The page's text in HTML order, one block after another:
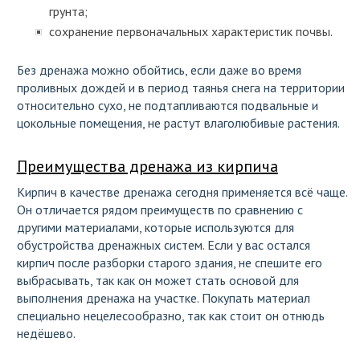
грунта;
сохранение первоначальных характеристик почвы.
Без дренажа можно обойтись, если даже во время
проливных дождей и в период таянья снега на территории
относительно сухо, не подтапливаются подвальные и
цокольные помещения, не растут влаголюбивые растения.
Преимущества дренажа из кирпича
Кирпич в качестве дренажа сегодня применяется всё чаще.
Он отличается рядом преимуществ по сравнению с
другими материалами, которые используются для
обустройства дренажных систем. Если у вас остался
кирпич после разборки старого здания, не спешите его
выбрасывать, так как он может стать основой для
выполнения дренажа на участке. Покупать материал
специально нецелесообразно, так как стоит он отнюдь
недёшево.